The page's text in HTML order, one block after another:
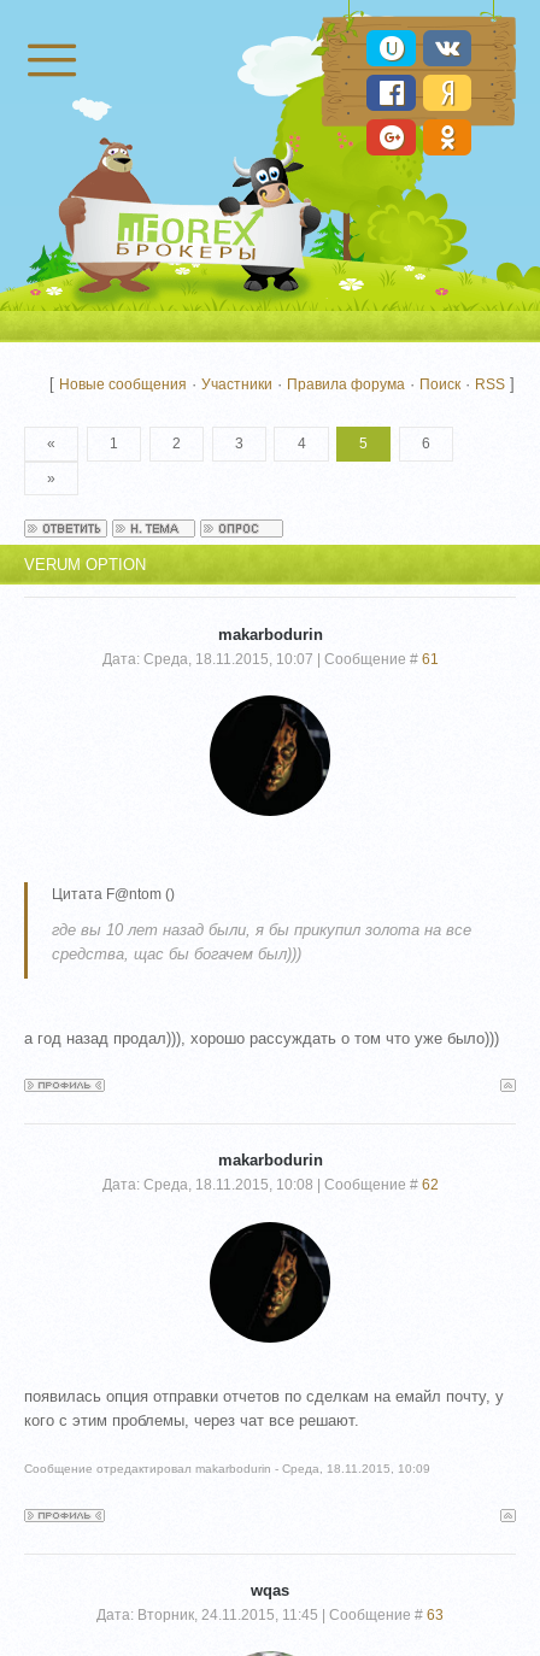
Брокеры Форекс
[ Новые сообщения ·Участники · Правила форума · Поиск · RSS ]
« 1 2 3 4 5 6
»
VERUM OPTION
makarbodurin
Дата: Среда, 18.11.2015, 10:07 | Сообщение # 61
Цитата F@ntom ()
где вы 10 лет назад были, я бы прикупил золота на все
средства, щас бы богачем был)))
а год назад продал))), хорошо рассуждать о том что уже было)))
makarbodurin
Дата: Среда, 18.11.2015, 10:08 | Сообщение # 62
появилась опция отправки отчетов по сделкам на емайл почту, у
кого с этим проблемы, через чат все решают.
Сообщение отредактировалmakarbodurin -Среда, 18.11.2015, 10:09
wqas
Дата: Вторник, 24.11.2015, 11:45 | Сообщение # 63